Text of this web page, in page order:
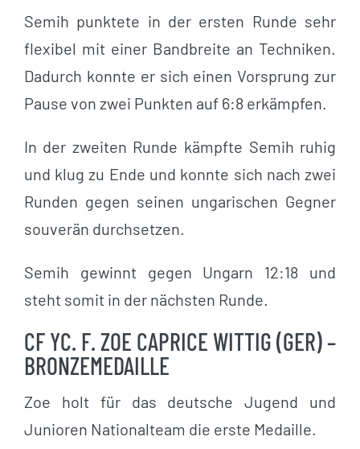
Semih punktete in der ersten Runde sehr
flexibel mit einer Bandbreite an Techniken.
Dadurch konnte er sich einen Vorsprung zur
Pause von zwei Punkten auf 6:8 erkämpfen.
In der zweiten Runde kämpfte Semih ruhig
und klug zu Ende und konnte sich nach zwei
Runden gegen seinen ungarischen Gegner
souverän durchsetzen.
Semih gewinnt gegen Ungarn 12:18 und
steht somit in der nächsten Runde.
CF YC. F. ZOE CAPRICE WITTIG (GER) –
BRONZEMEDAILLE
Zoe holt für das deutsche Jugend und
Junioren Nationalteam die erste Medaille.